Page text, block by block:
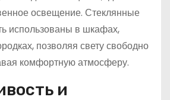
освещение. Стеклянные
использованы в шкафах,
позволяя свету свободно
комфортную атмосферу.
и